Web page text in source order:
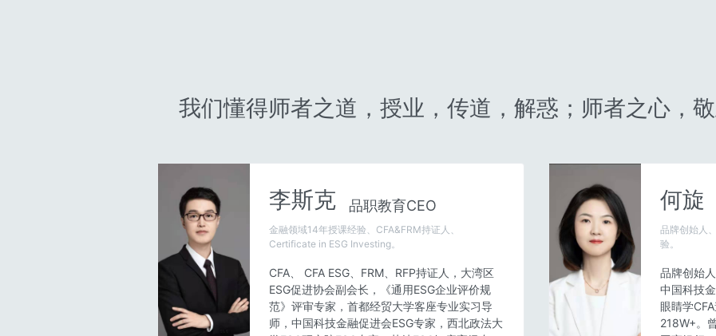
我们懂得师者之道，授业，传道，解惑；师者之心，敬
李斯克 品职教育CEO
金融领域14年授课经验、CFA&FRM持证人、
Certificate in ESG Investing。
CFA、 CFA ESG、FRM、RFP持证人，大湾区
ESG促进协会副会长，《通用ESG企业评价规
范》评审专家，首都经贸大学客座专业实习导
师，中国科技金融促进会ESG专家，西北政法大
何旋
品牌创始人
验。
品牌创始
中国科技
眼睛学
218W+。